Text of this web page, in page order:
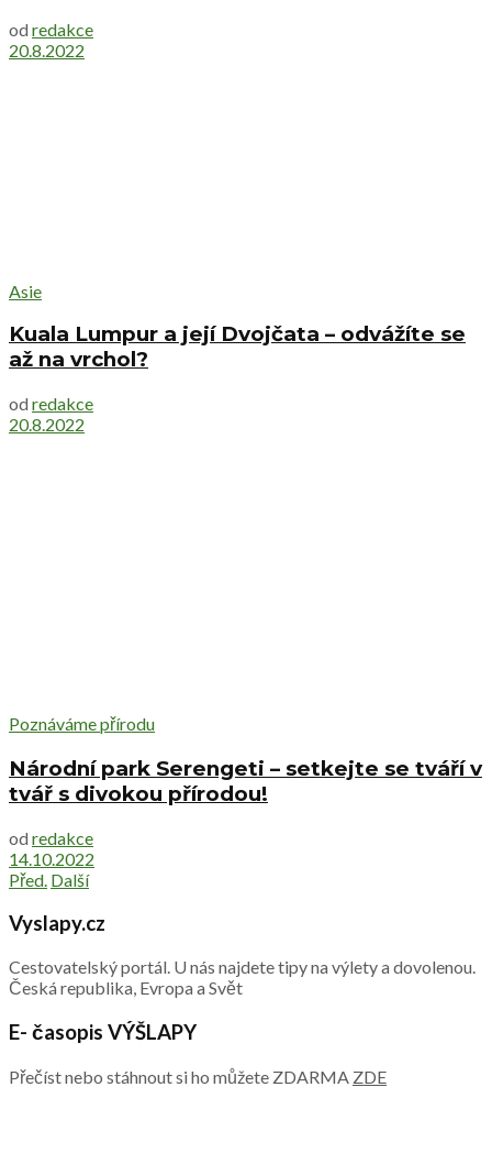
od redakce
20.8.2022
Asie
Kuala Lumpur a její Dvojčata – odvážíte se
až na vrchol?
od redakce
20.8.2022
Poznáváme přírodu
Národní park Serengeti – setkejte se tváří v
tvář s divokou přírodou!
od redakce
14.10.2022
Před. Další
Vyslapy.cz
Cestovatelský portál. U nás najdete tipy na výlety a dovolenou.
Česká republika, Evropa a Svět
E- časopis VÝŠLAPY
Přečíst nebo stáhnout si ho můžete ZDARMA ZDE